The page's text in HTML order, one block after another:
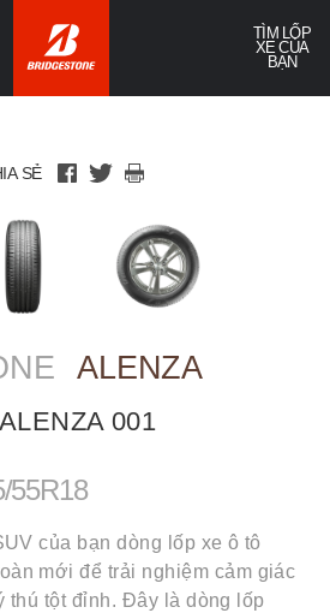
TÌM LỐP
XE CỦA
BẠN
SẺ
ALENZA
001
55R18
của bạn dòng lốp xe ô tô
mới để trải nghiệm cảm giác
thú tột đỉnh. Đây là dòng lốp